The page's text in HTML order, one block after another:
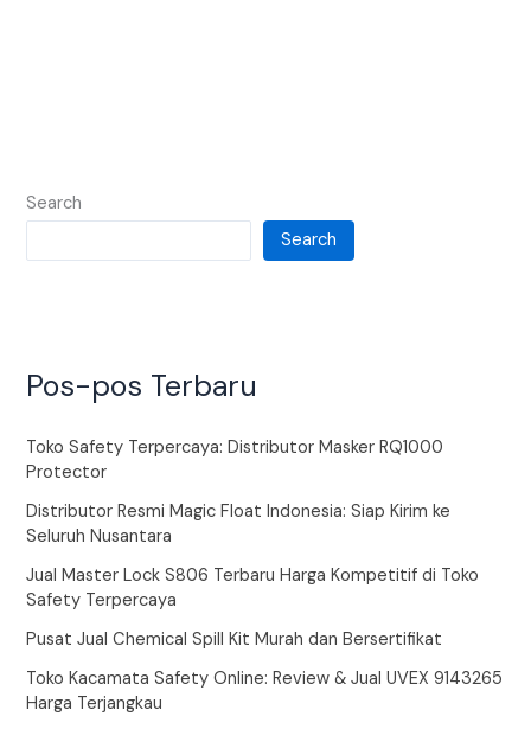
Search
Search
Pos-pos Terbaru
Toko Safety Terpercaya: Distributor Masker RQ1000
Protector
Distributor Resmi Magic Float Indonesia: Siap Kirim ke
Seluruh Nusantara
Jual Master Lock S806 Terbaru Harga Kompetitif di Toko
Safety Terpercaya
Pusat Jual Chemical Spill Kit Murah dan Bersertifikat
Toko Kacamata Safety Online: Review & Jual UVEX 9143265
Harga Terjangkau